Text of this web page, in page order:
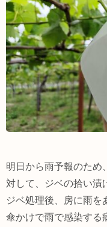
明日から雨予報のため
対して、ジベの拾い漬
ジベ処理後、房に雨を
傘かけで雨で感染する